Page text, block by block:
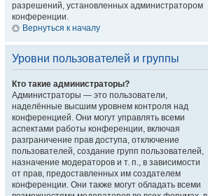
разрешений, установленных администратором
конференции.
Вернуться к началу
Уровни пользователей и группы
Кто такие администраторы?
Администраторы — это пользователи,
наделённые высшим уровнем контроля над
конференцией. Они могут управлять всеми
аспектами работы конференции, включая
разграничение прав доступа, отключение
пользователей, создание групп пользователей,
назначение модераторов и т. п., в зависимости
от прав, предоставленных им создателем
конференции. Они также могут обладать всеми